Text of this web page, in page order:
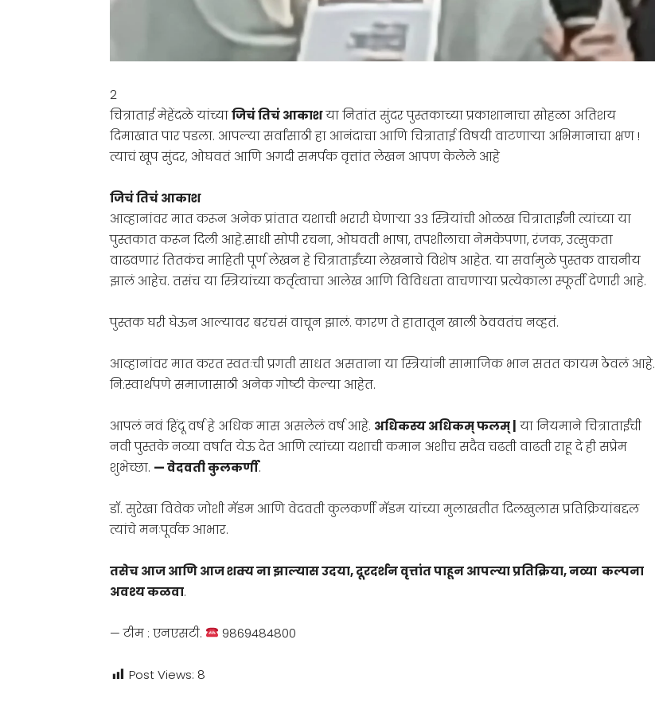
2
चित्राताई मेहेंदळे यांच्याजिचं तिचं आकाशया नितांत सुंदर पुस्तकाच्या प्रकाशानाचा सोहळा अतिशय
दिमाखात पार पडला. आपल्या सर्वांसाठी हा आनंदाचा आणि चित्राताई विषयी वाटणाऱ्या अभिमानाचा क्षण !
त्याचं खूप सुंदर, ओघवतं आणि अगदी समर्पक वृत्तांत लेखन आपण केलेले आहे
जिचं तिचं आकाश
आव्हानांवर मात करून अनेक प्रांतात यशाची भरारी घेणाऱ्या 33 स्त्रियांची ओळख चित्राताईंनी त्यांच्या या
पुस्तकात करून दिली आहे.साधी सोपी रचना, ओघवती भाषा, तपशीलाचा नेमकेपणा, रंजक, उत्सुकता
वाढवणारं तितकंच माहिती पूर्ण लेखन हे चित्राताईंच्या लेखनाचे विशेष आहेत. या सर्वामुळे पुस्तक वाचनीय
झालं आहेच. तसंच या स्त्रियांच्या कर्तृत्वाचा आलेख आणि विविधता वाचणार्‍या प्रत्येकाला स्फूर्ती देणारी आहे.
पुस्तक घरी घेऊन आल्यावर बरचसं वाचून झालं. कारण ते हातातून खाली ठेववतंच नव्हतं.
आव्हानांवर मात करत स्वतःची प्रगती साधत असताना या स्त्रियांनी सामाजिक भान सतत कायम ठेवलं आहे.
नि:स्वार्थपणे समाजासाठी अनेक गोष्टी केल्या आहेत.
आपलं नवं हिंदू वर्ष हे अधिक मास असलेलं वर्ष आहे. अधिकस्य अधिकम् फलम् | या नियमाने चित्राताईंची
नवी पुस्तके नव्या वर्षात येऊ देत आणि त्यांच्या यशाची कमान अशीच सदैव चढती वाढती राहू दे ही सप्रेम
शुभेच्छा. — वेदवती कुलकर्णी.
डॉ. सुरेखा विवेक जोशी मॅडम आणि वेदवती कुलकर्णी मॅडम यांच्या मुलाखतीत दिलखुलास प्रतिक्रियांबद्दल
त्यांचे मनःपूर्वक आभार.
तसेच आज आणि आज शक्य ना झाल्यास उदया, दूरदर्शन वृत्तांत पाहून आपल्या प्रतिक्रिया, नव्या कल्पना
अवश्य कळवा.
— टीम : एनएसटी. 9869484800
Post Views: 8